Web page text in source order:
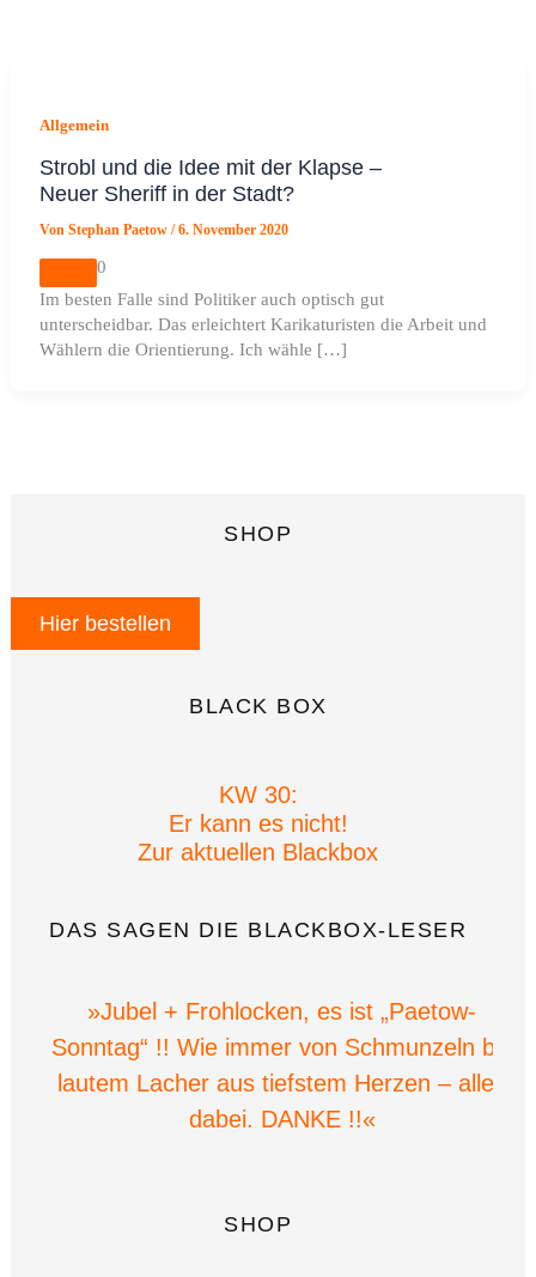
Allgemein
Strobl und die Idee mit der Klapse –
Neuer Sheriff in der Stadt?
VonStephan Paetow/6. November 2020
0
Im besten Falle sind Politiker auch optisch gut
unterscheidbar. Das erleichtert Karikaturisten die Arbeit und
Wählern die Orientierung. Ich wähle […]
SHOP
Hier bestellen
BLACK BOX
KW 30:
Er kann es nicht!
Zur aktuellen Blackbox
DAS SAGEN DIE BLACKBOX-LESER
»Jubel + Frohlocken, es ist „Paetow-
Sonntag“ !! Wie immer von Schmunzeln bis
lautem Lacher aus tiefstem Herzen – alles
dabei. DANKE !!«
SHOP